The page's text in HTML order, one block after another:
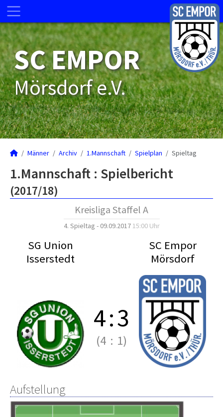
SC EMPOR
Mörsdorf e.V.
Männer Archiv 1.Mannschaft Spielplan Spieltag
1.Mannschaft : Spielbericht
(2017/18)
Kreisliga Staffel A
4. Spieltag - 09.09.2017 15:00 Uhr
SG Union
Isserstedt
SC Empor
Mörsdorf
4:3
(4 : 1)
Aufstellung